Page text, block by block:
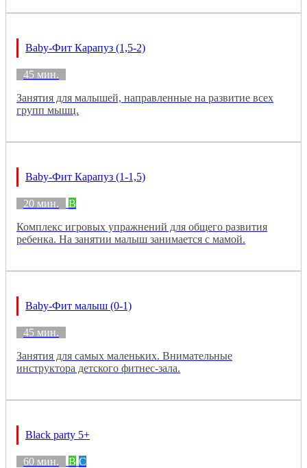
Baby-Фит Карапуз (1,5-2)
45 мин.
Занятия для малышей, направленные на развитие всех
групп мышц.
Baby-Фит Карапуз (1-1,5)
20 мин.
B
Комплекс игровых упражнений для общего развития
ребенка. На занятии малыш занимается с мамой.
Baby-Фит малыш (0-1)
45 мин.
Занятия для самых маленьких. Внимательные
инструктора детского фитнес-зала.
Black party 5+
60 мин. B C